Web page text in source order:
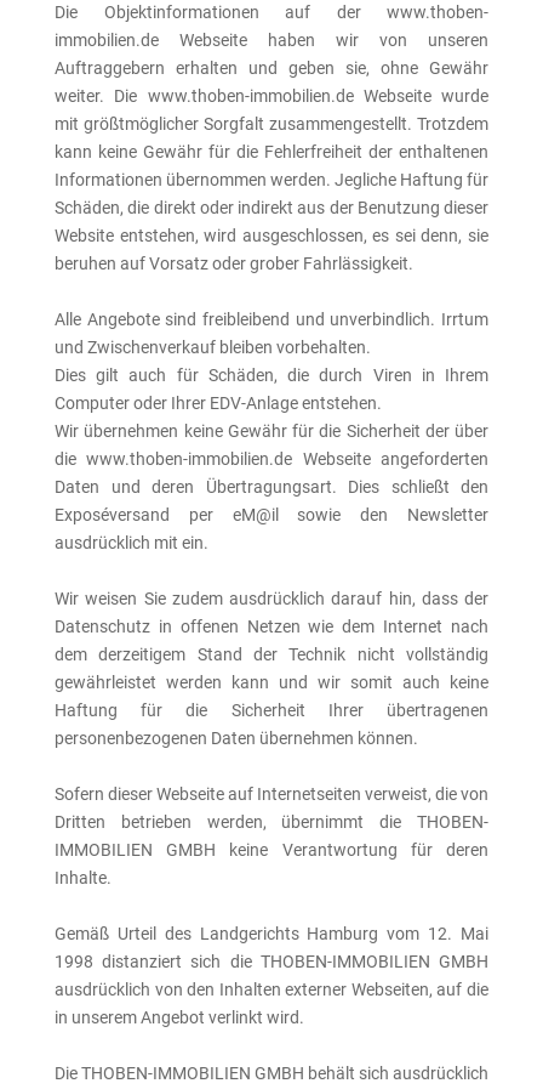
Die Objektinformationen auf der www.thoben-
immobilien.de Webseite haben wir von unseren
Auftraggebern erhalten und geben sie, ohne Gewähr
weiter. Die www.thoben-immobilien.de Webseite wurde
mit größtmöglicher Sorgfalt zusammengestellt. Trotzdem
kann keine Gewähr für die Fehlerfreiheit der enthaltenen
Informationen übernommen werden. Jegliche Haftung für
Schäden, die direkt oder indirekt aus der Benutzung dieser
Website entstehen, wird ausgeschlossen, es sei denn, sie
beruhen auf Vorsatz oder grober Fahrlässigkeit.
Alle Angebote sind freibleibend und unverbindlich. Irrtum
und Zwischenverkauf bleiben vorbehalten.
Dies gilt auch für Schäden, die durch Viren in Ihrem
Computer oder Ihrer EDV-Anlage entstehen.
Wir übernehmen keine Gewähr für die Sicherheit der über
die www.thoben-immobilien.de Webseite angeforderten
Daten und deren Übertragungsart. Dies schließt den
Exposéversand per eM@il sowie den Newsletter
ausdrücklich mit ein.
Wir weisen Sie zudem ausdrücklich darauf hin, dass der
Datenschutz in offenen Netzen wie dem Internet nach
dem derzeitigem Stand der Technik nicht vollständig
gewährleistet werden kann und wir somit auch keine
Haftung für die Sicherheit Ihrer übertragenen
personenbezogenen Daten übernehmen können.
Sofern dieser Webseite auf Internetseiten verweist, die von
Dritten betrieben werden, übernimmt die THOBEN-
IMMOBILIEN GMBH keine Verantwortung für deren
Inhalte.
Gemäß Urteil des Landgerichts Hamburg vom 12. Mai
1998 distanziert sich die THOBEN-IMMOBILIEN GMBH
ausdrücklich von den Inhalten externer Webseiten, auf die
in unserem Angebot verlinkt wird.
Die THOBEN-IMMOBILIEN GMBH behält sich ausdrücklich